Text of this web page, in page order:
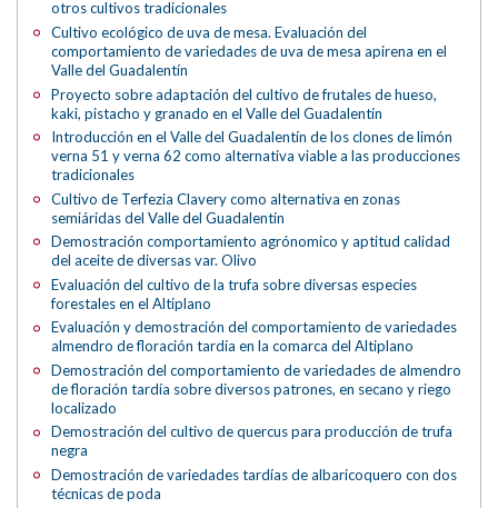
otros cultivos tradicionales
Cultivo ecológico de uva de mesa. Evaluación del
comportamiento de variedades de uva de mesa apirena en el
Valle del Guadalentín
Proyecto sobre adaptación del cultivo de frutales de hueso,
kaki, pistacho y granado en el Valle del Guadalentín
Introducción en el Valle del Guadalentín de los clones de limón
verna 51 y verna 62 como alternativa viable a las producciones
tradicionales
Cultivo de Terfezia Clavery como alternativa en zonas
semiáridas del Valle del Guadalentín
Demostración comportamiento agrónomico y aptitud calidad
del aceite de diversas var. Olivo
Evaluación del cultivo de la trufa sobre diversas especies
forestales en el Altiplano
Evaluación y demostración del comportamiento de variedades
almendro de floración tardía en la comarca del Altiplano
Demostración del comportamiento de variedades de almendro
de floración tardía sobre diversos patrones, en secano y riego
localizado
Demostración del cultivo de quercus para producción de trufa
negra
Demostración de variedades tardías de albaricoquero con dos
técnicas de poda